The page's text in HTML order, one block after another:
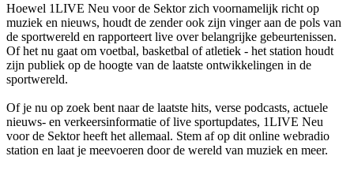
Hoewel 1LIVE Neu voor de Sektor zich voornamelijk richt op
muziek en nieuws, houdt de zender ook zijn vinger aan de pols van
de sportwereld en rapporteert live over belangrijke gebeurtenissen.
Of het nu gaat om voetbal, basketbal of atletiek - het station houdt
zijn publiek op de hoogte van de laatste ontwikkelingen in de
sportwereld.
Of je nu op zoek bent naar de laatste hits, verse podcasts, actuele
nieuws- en verkeersinformatie of live sportupdates, 1LIVE Neu
voor de Sektor heeft het allemaal. Stem af op dit online webradio
station en laat je meevoeren door de wereld van muziek en meer.